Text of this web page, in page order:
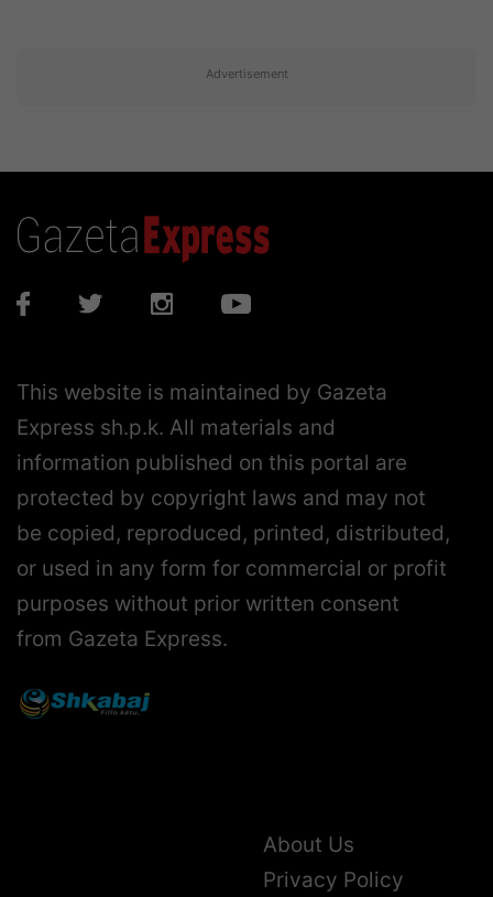
Advertisement
This website is maintained by Gazeta
Express sh.p.k. All materials and
information published on this portal are
protected by copyright laws and may not
be copied, reproduced, printed, distributed,
or used in any form for commercial or profit
purposes without prior written consent
from Gazeta Express.
About Us
Privacy Policy